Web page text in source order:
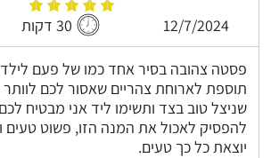
12/7/2024 30 דקות
פסטה צהובה בסיר אחד כמו של פעם
תוספת לארוחת צהריים שאסור לכם לוותר
שניצל טוב בצד ותשימו ליד אני מבטיח
להפסיק לאכול את המנה הזו, פשוט
יוצאת כל כך טעים.